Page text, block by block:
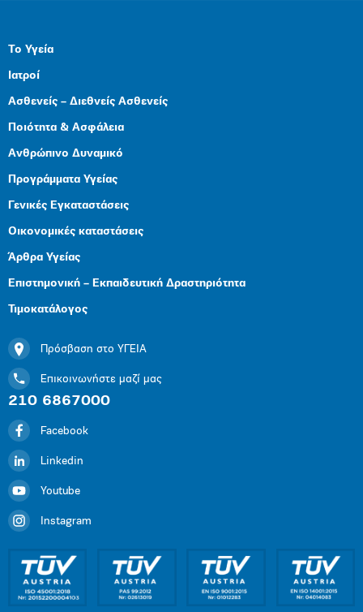
Το Υγεία
Ιατροί
Ασθενείς – Διεθνείς Ασθενείς
Ποιότητα & Ασφάλεια
Ανθρώπινο Δυναμικό
Προγράμματα Υγείας
Γενικές Εγκαταστάσεις
Οικονομικές καταστάσεις
Άρθρα Υγείας
Επιστημονική – Εκπαιδευτική Δραστηριότητα
Τιμοκατάλογος
Πρόσβαση στο ΥΓΕΙΑ
Επικοινωνήστε μαζί μας
210 6867000
Facebook
Linkedin
Youtube
Instagram